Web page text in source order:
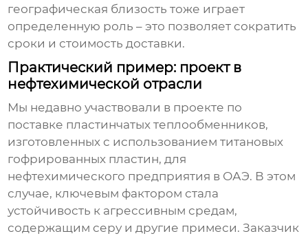
географическая близость тоже играет
определенную роль – это позволяет сократить
сроки и стоимость доставки.
Практический пример: проект в
нефтехимической отрасли
Мы недавно участвовали в проекте по
поставке пластинчатых теплообменников,
изготовленных с использованиемтитановых
гофрированных пластин, для
нефтехимического предприятия в ОАЭ. В этом
случае, ключевым фактором стала
устойчивость к агрессивным средам,
содержащим серу и другие примеси. Заказчик